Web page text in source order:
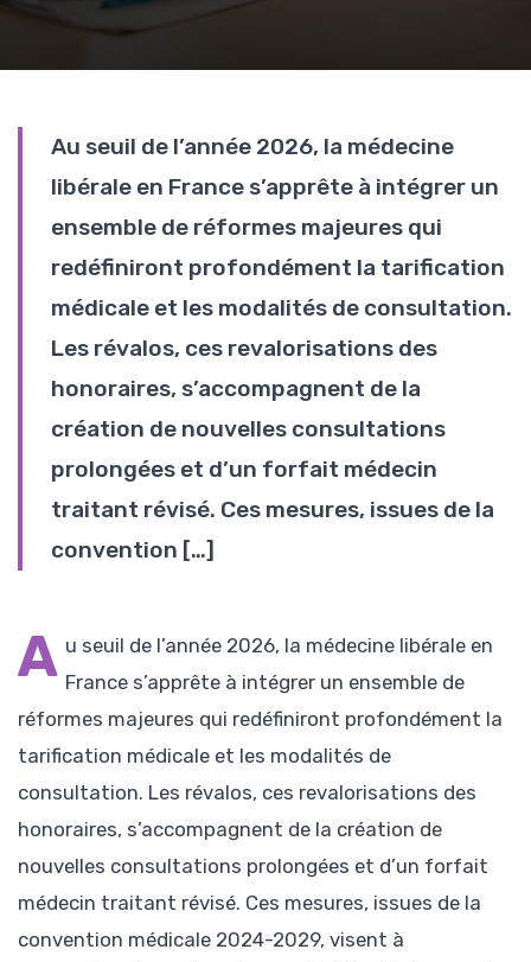
Au seuil de l’année 2026, la médecine
libérale en France s’apprête à intégrer un
ensemble de réformes majeures qui
redéfiniront profondément la tarification
médicale et les modalités de consultation.
Les révalos, ces revalorisations des
honoraires, s’accompagnent de la
création de nouvelles consultations
prolongées et d’un forfait médecin
traitant révisé. Ces mesures, issues de la
convention […]
A u seuil de l’année 2026, la médecine libérale en
France s’apprête à intégrer un ensemble de
réformes majeures qui redéfiniront profondément la
tarification médicale et les modalités de
consultation. Les révalos, ces revalorisations des
honoraires, s’accompagnent de la création de
nouvelles consultations prolongées et d’un forfait
médecin traitant révisé. Ces mesures, issues de la
convention médicale 2024-2029, visent à